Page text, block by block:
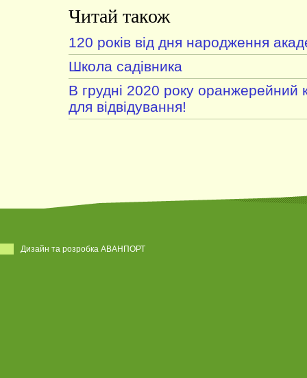
Читай також
120 років від дня народження
Школа садівника
В грудні 2020 року оранжерейний
для відвідування!
Дизайн та розробка АВАНПОРТ